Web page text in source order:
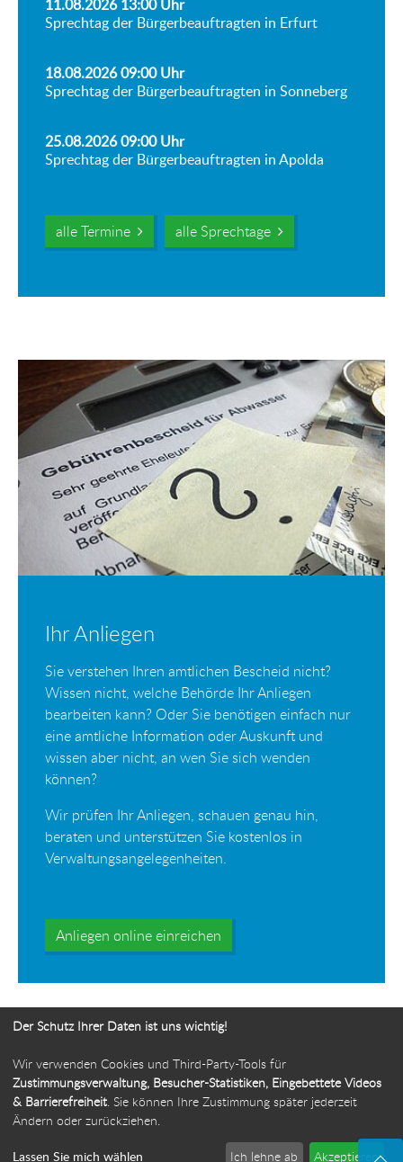
11.08.2026 13:00Uhr
Sprechtag der Bürgerbeauftragten in Erfurt
18.08.2026 09:00Uhr
Sprechtag der Bürgerbeauftragten in Sonneberg
25.08.2026 09:00Uhr
Sprechtag der Bürgerbeauftragten in Apolda
alle Termine alle Sprechtage
Ihr Anliegen
Sie verstehen Ihren amtlichen Bescheid nicht?
Wissen nicht, welche Behörde Ihr Anliegen
bearbeiten kann? Oder Sie benötigen einfach nur
eine amtliche Information oder Auskunft und
wissen aber nicht, an wen Sie sich wenden
können?
Wir prüfen Ihr Anliegen, schauen genau hin,
beraten und unterstützen Sie kostenlos in
Verwaltungsangelegenheiten.
Anliegen online einreichen
Ihr Weg zur Bürgerbeauftragten
Der Schutz Ihrer Daten ist uns wichtig!
Wir verwenden Cookies und Third-Party-Tools für
Zustimmungsverwaltung, Besucher-Statistiken, Eingebettete Videos
& Barrierefreiheit. Sie können Ihre Zustimmung später jederzeit
Ändern oder zurückziehen.
Lassen Sie mich wählen Ich lehne ab Akzeptieren